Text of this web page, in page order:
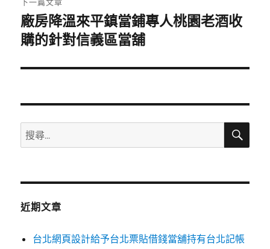
下
一
文
廠房降溫來平鎮當鋪專人桃園老酒收
購的針對信義區當舖
搜
尋
鍵
搜
近期文章
台北網頁設計給予台北票貼借錢當舖持有台北記帳